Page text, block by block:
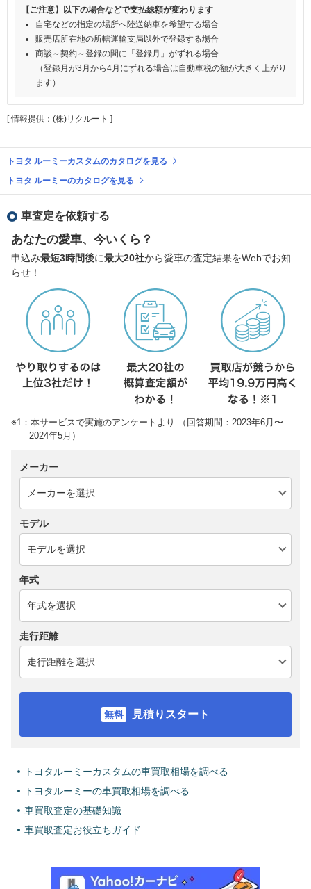
【ご注意】以下の場合などで支払総額が変わります
自宅などの指定の場所へ陸送納車を希望する場合
販売店所在地の所轄運輸支局以外で登録する場合
商談～契約～登録の間に「登録月」がずれる場合
（登録月が3月から4月にずれる場合は自動車税の額が大きく上がり
ます）
[ 情報提供：(株)リクルート ]
トヨタ ルーミーカスタムのカタログを見る
トヨタ ルーミーのカタログを見る
車査定を依頼する
あなたの愛車、今いくら？
申込み最短3時間後に最大20社から愛車の査定結果をWebでお知
らせ！
※1：本サービスで実施のアンケートより （回答期間：2023年6月〜
2024年5月）
メーカー
モデル
年式
走行距離
見積りスタート
トヨタルーミーカスタムの車買取相場を調べる
トヨタルーミーの車買取相場を調べる
車買取査定の基礎知識
車買取査定お役立ちガイド